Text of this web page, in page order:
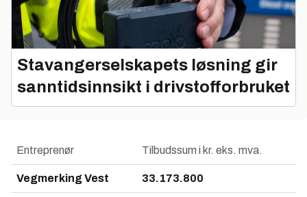
Stavangerselskapets løsning gir
sanntidsinnsikt i drivstofforbruket
Entreprenør Tilbudssum i kr. eks. mva.
Vegmerking Vest 33.173.800